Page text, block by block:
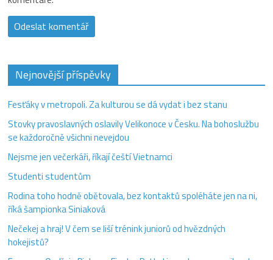
Nejnovější příspěvky
Fesťáky v metropoli. Za kulturou se dá vydat i bez stanu
Stovky pravoslavných oslavily Velikonoce v Česku. Na bohoslužbu
se každoročně všichni nevejdou
Nejsme jen večerkáři, říkají čeští Vietnamci
Studenti studentům
Rodina toho hodně obětovala, bez kontaktů spoléháte jen na ni,
říká šampionka Siniaková
Nečekej a hraj! V čem se liší trénink juniorů od hvězdných
hokejistů?